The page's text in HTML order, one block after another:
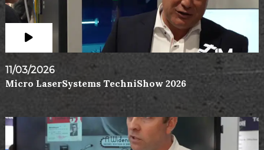
11/03/2026
Micro LaserSystems TechniShow 2026